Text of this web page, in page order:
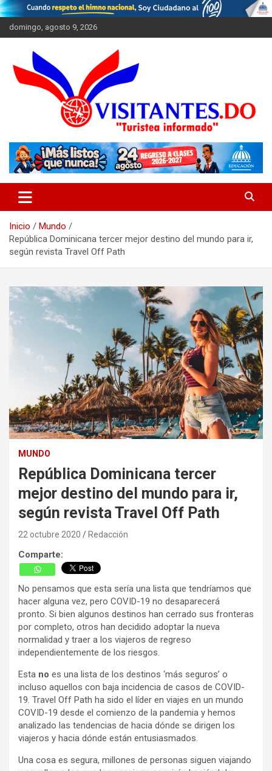
Saltar
al
contenido
domingo, agosto 9, 2026
Visitantes
Inicio
Mundo
República Dominicana tercer mejor destino del mundo para ir,
según revista Travel Off Path
MUNDO
República Dominicana tercer
mejor destino del mundo para ir,
según revista Travel Off Path
22 octubre 2020 Redacción
Comparte:
No pensamos que esta sería una lista que tendríamos que
hacer alguna vez, pero COVID-19 no desaparecerá
pronto. Si bien algunos destinos han cerrado sus fronteras
por completo, otros han decidido adoptar la nueva
normalidad y traer a los viajeros de regreso
independientemente de los riesgos.
Esta no es una lista de los destinos ‘más seguros’ o
incluso aquellos con baja incidencia de casos de COVID-
19. Travel Off Path ha sido el líder en viajes en un mundo
COVID-19 desde el comienzo de la pandemia y hemos
analizado las tendencias de hacia dónde se dirigen los
viajeros y hacia dónde están entusiasmados.
Una cosa es segura, millones de personas siguen viajando